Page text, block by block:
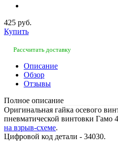
425 руб.
Купить
Рассчитать доставку
Описание
Обзор
Отзывы
Полное описание
Оригинальная гайка осевого
пневматической винтовки Гамо
на взрыв-схеме.
Цифровой код детали - 34030.